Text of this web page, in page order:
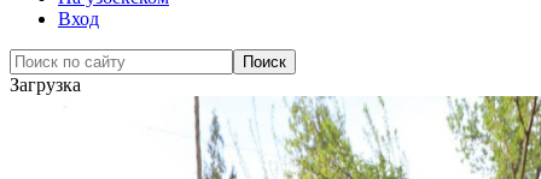
Вход
Загрузка